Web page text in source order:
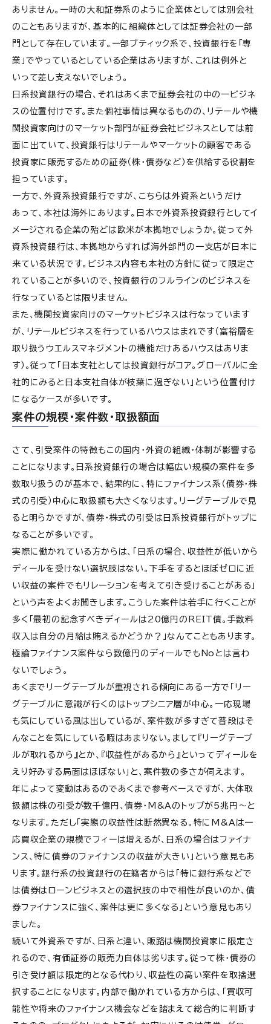
ありません。一時の大和証券系のように企業体としては別会社
のこともありますが、基本的に組織体としては証券会社の一部
門として存在しています。一部ブティック系で、投資銀行を「専
業」でやっているとしている企業はありますが、これは例外と
いって差し支えないでしょう。
日系投資銀行の場合、それはあくまで証券会社の中の一ビジネ
スの位置付けです。また個社事情は異なるものの、リテールや機
関投資家向けのマーケット部門が証券会社ビジネスとしては前
面に出ていて、投資銀行はリテールやマーケットの顧客である
投資家に販売するための証券（株・債券など）を供給する役割を
担っています。
一方で、外資系投資銀行ですが、こちらは外資系というだけ
あって、本社は海外にあります。日本で外資系投資銀行としてイ
メージされる企業の殆どは欧米が本拠地でしょうか。従って外
資系投資銀行は、本拠地からすれば海外部門の一支店が日本に
来ている状況です。ビジネス内容も本社の方針に従って限定さ
れていることが多いので、投資銀行のフルラインのビジネスを
行なっているとは限りません。
また、機関投資家向けのマーケットビジネスは行なっています
が、リテールビジネスを行っているハウスはまれです（富裕層を
取り扱うウエルスマネジメントの機能だけあるハウスはありま
す）。従って「日本支社としては投資銀行がコア。グローバルに全
社的にみると日本支社自体が枝葉に過ぎない」という位置付け
になるケースが多いです。
案件の規模・案件数・取扱額面
さて、引受案件の特徴もこの国内・外資の組織・体制が影響する
ことになります。日系投資銀行の場合は幅広い規模の案件を多
数取り扱うのが基本で、結果的に、特にファイナンス系（債券・株
式の引受）中心に取扱額も大きくなります。リーグテーブルで見
ると明らかですが、債券・株式の引受は日系投資銀行がトップに
なることが多いです。
実際に働かれている方からは、「日系の場合、収益性が低いから
ディールを受けない選択肢はない。下手をするとほぼゼロに近
い収益の案件でもリレーションを考えて引き受けることがある」
という声をよくお聞きします。こうした案件は若手に行くことが
多く「最初の記念すべきディールは20億円のREIT債。手数料
収入は自分の月給は賄えるかどうか？」なんてこともあります。
極論ファイナンス案件なら数億円のディールでもNoとは言わ
ないでしょう。
あくまでリーグテーブルが重視される傾向にある一方で「リー
グテーブルに意識が行くのはトップシニア層が中心。一応現場
も気にしている風は出しているが、案件数が多すぎて普段はそ
んなことを気にしている暇はあまりない。まして『リーグテーブ
ルが取れるから』とか、『収益性があるから』といってディールを
えり好みする局面はほぼない」と、案件数の多さが伺えます。
年によって変動はあるのであくまで参考ベースですが、大体取
扱額は株の引受が数千億円、債券・M&Aのトップが5兆円～と
なります。ただし「実態の収益性は断然異なる。特にM&Aは一
応買収企業の規模でフィーは増えるが、日系の場合はファイナ
ンス、特に債券のファイナンスの収益が大きい」という意見もあ
ります。銀行系の投資銀行の在籍者からは「特に銀行系などで
は債券はローンビジネスとの選択肢の中で相性が良いのか、債
券ファイナンスに強く、案件は更に多くなる」という意見もあり
ました。
続いて外資系ですが、日系と違い、販路は機関投資家に限定さ
れるので、有価証券の販売力自体は劣ります。従って株・債券の
引き受け額は限定的となる代わり、収益性の高い案件を取捨選
択することになります。内部で働かれている方からは、「買収可
能性や将来のファイナンス機会などを踏まえて総合的に判断す